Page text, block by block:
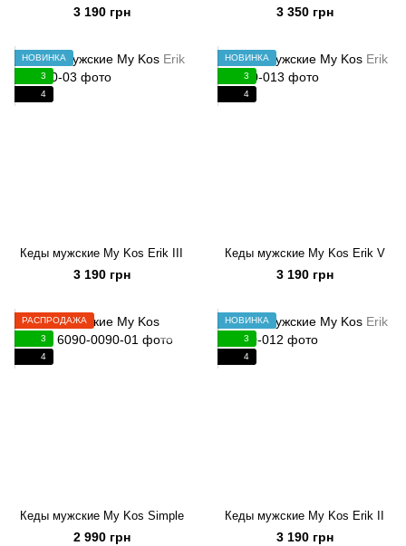
3 190 грн 3 350 грн
НОВИНКА
3
4
Кеды мужские My Kos Erik III
3 190 грн
НОВИНКА
3
4
Кеды мужские My Kos Erik V
3 190 грн
РАСПРОДАЖА
3
4
Кеды мужские My Kos Simple
2 990 грн
НОВИНКА
3
4
Кеды мужские My Kos Erik II
3 190 грн